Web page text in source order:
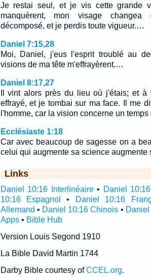
Je restai seul, et je vis cette grande
manquèrent, mon visage
décomposé, et je perdis toute vigueur.…
Daniel 7:15,28
Moi, Daniel, j'eus l'esprit troublé au
visions de ma tête m'effrayèrent.…
Daniel 8:17,27
Il vint alors près du lieu où j'étais; et à
effrayé, et je tombai sur ma face. Il me
l'homme, car la vision concerne un
Ecclésiaste 1:18
Car avec beaucoup de sagesse on a
celui qui augmente sa science augmente
Links
Daniel 10:16 Interlinéaire• Daniel
10:16 Espagnol
• Daniel 10:16
Allemand • Daniel 10:16 Chinois •
Apps• Bible Hub
Version Louis Segond 1910
La Bible David Martin 1744
Darby Bible courtesy ofCCEL.org.